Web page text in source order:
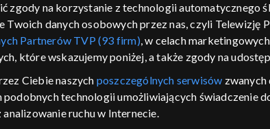
POLSKI
Zjednoczone ,
na platformie TVP
Sprawdź, które
moje zgody pomoc kontakt voucher
zgody na korzystanie z technologii automatycznego
danych osobowych przez nas, czyli Telewizję
Partnerów TVP (93 firm), w celach
które wskazujemy poniżej, a także zgody na
Ciebie naszych poszczególnych serwisów zwanych
technologii umożliwiających świadczenie
ruchu w Internecie.